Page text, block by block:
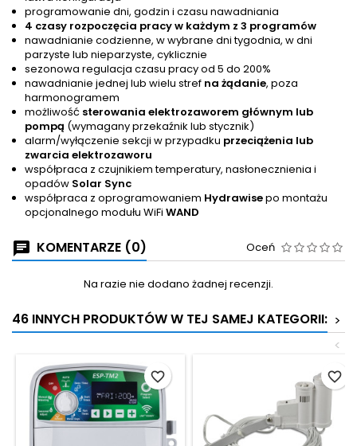
programowanie dni, godzin i czasu nawadniania
4 czasy rozpoczęcia pracy w każdym z 3 programów
nawadnianie codzienne, w wybrane dni tygodnia, w dni
parzyste lub nieparzyste, cyklicznie
sezonowa regulacja czasu pracy od 5 do 200%
nawadnianie jednej lub wielu stref na żądanie, poza
harmonogramem
możliwość sterowania elektrozaworem głównym lub
pompą (wymagany przekaźnik lub stycznik)
alarm/wyłączenie sekcji w przypadku przeciążenia lub
zwarcia elektrozaworu
współpraca z czujnikiem temperatury, nasłonecznienia i
opadów Solar Sync
współpraca z oprogramowaniem Hydrawisepo montażu
opcjonalnego modułu WiFi WAND
KOMENTARZE (0) Oceń
Na razie nie dodano żadnej recenzji.
46 INNYCH PRODUKTÓW W TEJ SAMEJ KATEGORII: >
<
favorite_border favorite_border